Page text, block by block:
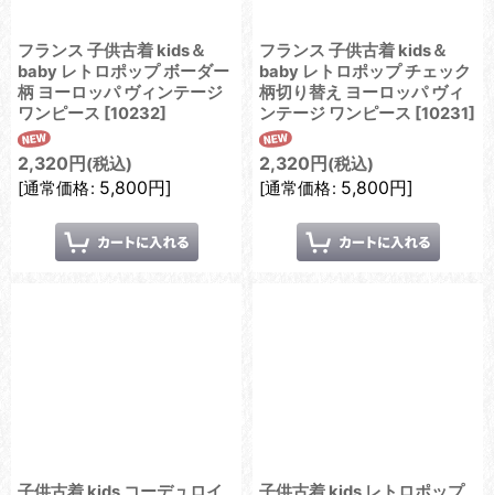
フランス 子供古着 kids＆
baby レトロポップ ボーダー
柄 ヨーロッパ ヴィンテージ
ワンピース [10232]
2,320 円 (税込)
[通常価格: 5,800円]
フランス 子供古着 kids＆
baby レトロポップ チェック
柄切り替え ヨーロッパ ヴィ
ンテージ ワンピース [10231]
2,320 円 (税込)
[通常価格: 5,800円]